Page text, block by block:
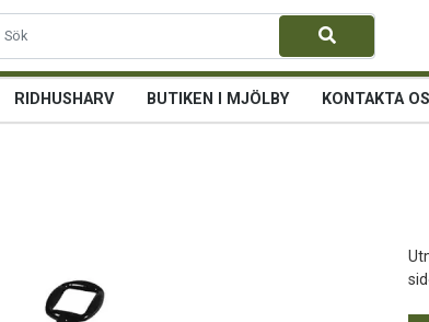
RIDHUSHARV BUTIKEN I MJÖLBY KONTAKTA